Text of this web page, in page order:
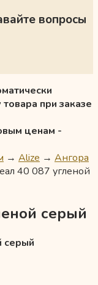
вопросы
при заказе
ценам -
→ Alize → Ангора
40 087 угленой
серый
серый